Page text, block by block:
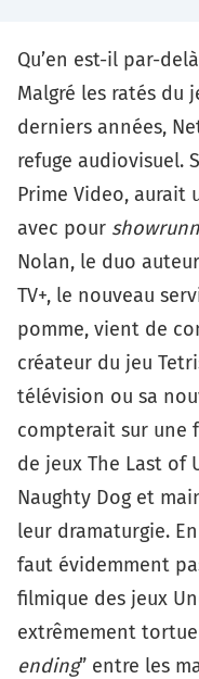
Qu’en est-il par-
Malgré les ratés du
derniers années,
refuge audiovisuel.
Prime Video, aurait
avec pour
Nolan, le duo
TV+, le nouveau
pomme, vient de
créateur du jeu
télévision ou sa
compterait sur une
de jeux The Last of
Naughty Dog et
leur dramaturgie.
faut évidemment
filmique des jeux
extrêmement
ending” entre les